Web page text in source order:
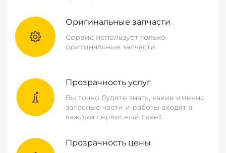
Оригинальные запчасти
Сервис использует только
оригинальные запчасти
Прозрачность услуг
Вы точно будете знать, какие именно
запасные части и работы входят в
каждый сервисный пакет.
Прозрачность цены